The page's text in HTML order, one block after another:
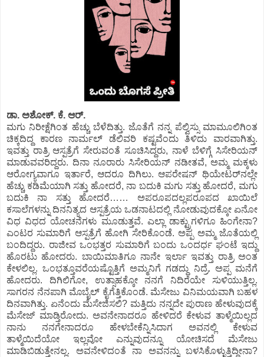
ಡಾ. ಅಶೋಕ್.‌ ಕೆ. ಆರ್.‌
ಮಗು ನಿರೀಕ್ಷೆಗಿಂತ ಹೆಚ್ಚು ಬೆಳೆದಿತ್ತು. ಜೊತೆಗೆ ನನ್ನ ಪೆಲ್ವಿಸ್ಸು ಮಾಮೂಲಿಗಿಂತ
ಚಿಕ್ಕದಿದ್ದ ಕಾರಣ ನಾರ್ಮಲ್‌ ಡೆಲಿವರಿ ಕಷ್ಟವೆಂದು ತಿಳಿದು ವಾರವಾಗಿತ್ತು.
ಇವತ್ತು ರಾತ್ರಿ ಆಸ್ಪತ್ರೆಗೆ ಸೇರುವಂತೆ ಸೂಚಿಸಿದ್ದರು, ನಾಳೆ ಬೆಳಿಗ್ಗೆ ಸಿಸೇರಿಯನ್‌
ಮಾಡುವವರಿದ್ದರು. ದಿನಾ ನೂರಾರು ಸಿಸೇರಿಯನ್‌ ನಡೀತವೆ, ಅಮ್ಮ ಮಕ್ಕಳು
ಆರೋಗ್ಯವಾಗೂ ಇರ್ತಾರೆ, ಆದರೂ ದಿಗಿಲು. ಆಪರೇಷನ್‌ ಥಿಯೇಟರ್‌ನಲ್ಲೇ
ಹೆಚ್ಚು ಕಡಿಮೆಯಾಗಿ ಸತ್ತು ಹೋದರೆ, ನಾ ಬದುಕಿ ಮಗು ಸತ್ತು ಹೋದರೆ, ಮಗು
ಬದುಕಿ ನಾ ಸತ್ತು ಹೋದರೆ…… ಅಪರೂಪದಲ್ಲಪರೂಪದ ಖಾಯಿಲೆ
ಕಸಾಲೆಗಳನ್ನು ದಿನನಿತ್ಯದ ಆಸ್ಪತ್ರೆಯ ಒಡನಾಟದಲ್ಲಿ ನೋಡುವುದಕ್ಕೋ ಏನೋ
ವಿಧ ವಿಧದ ಯೋಚನೆಗಳು ಮೂಡುತ್ತವೆ. ಎಲ್ಲಾ ಡಾಕ್ಟ್ರುಗಳಿಗೂ ಹಿಂಗೇನಾ?
ಎಂಟರ ಸುಮಾರಿಗೆ ಆಸ್ಪತ್ರೆಗೆ ಹೋಗಿ ಸೇರಿಕೊಂಡೆ. ಅಪ್ಪ ಅಮ್ಮ ಜೊತೆಯಲ್ಲಿ
ಬಂದಿದ್ದರು. ರಾಜೀವ ಒಂಭತ್ತರ ಸುಮಾರಿಗೆ ಬಂದು ಒಂದರ್ಧ ಘಂಟೆ ಇದ್ದು
ಹೊರಟು ಹೋದರು. ಬಾಯಿಮಾತಿಗೂ ನಾನೇ ಇರ್ಲಾ ಇವತ್ತು ರಾತ್ರಿ ಅಂತ
ಕೇಳಲಿಲ್ಲ. ಒಂಭತ್ತೂವರೆಯಷ್ಟೊತ್ತಿಗೆ ಅಮ್ಮನಿಗೆ ಗಡದ್ದು ನಿದ್ರೆ. ಅಪ್ಪ ಮನೆಗೆ
ಹೋದರು. ದಿಗಿಲಿಗೋ, ಉತ್ಸಾಹಕ್ಕೋ ನನಗೆ ನಿದಿರೆಯೇ ಸುಳಿಯುತ್ತಿಲ್ಲ.
ಸಾಗರನ ನೆನಪಾಗಿ ಮೊಬೈಲ್‌ ಕೈಗೆತ್ತಿಕೊಂಡೆ. ಮೆಸೇಜು ವಿನಿಮಯವಾಗಿ ಬಹಳ
ದಿನವಾಗಿತ್ತು. ಏನೆಂದು ಮೆಸೇಜಿಸಲಿ? ಮತ್ತಿದು ನನ್ನದೇ ಪುರಾಣ ಹೇಳುವುದಕ್ಕೆ
ಮೆಸೇಜ್‌ ಮಾಡ್ತಿರೋದು. ಅವನೇನಾದರೂ ಹೇಳಿದರೆ ಕೇಳುವ ತಾಳ್ಮೆಯಿಲ್ಲದ
ನಾನು ನನಗೇನಾದರೂ ಹೇಳಬೇಕೆನ್ನಿಸಿದಾಗ ಅವನಲ್ಲಿ ಕೇಳುವ
ತಾಳ್ಮೆಯಿದೆಯೋ ಇಲ್ಲವೋ ಎನ್ನುವುದನ್ನೂ ಯೋಚಿಸದೆ ಮೆಸೇಜು
ಮಾಡಿಬಿಡುತ್ತೇನಲ್ಲ. ಅವನೇಳಿದಂತೆ ನಾ ಅವನನ್ನು ಬಳಸಿಕೊಳ್ಳುತ್ತಿದ್ದೀನಾ?